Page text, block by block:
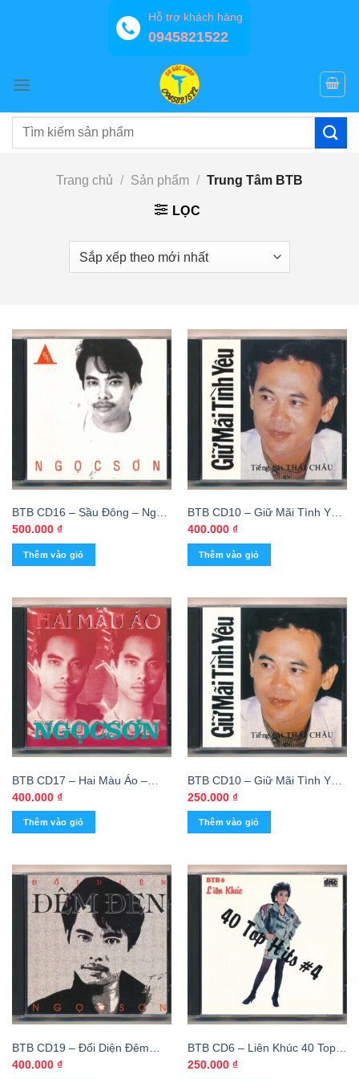
Hỗ trợ khách hàng
0945821522
Tìm
Trang chủ / Sản phẩm / Trung Tâm BTB
LỌC
BTB CD16 – Sầu Đông – Ngọc
Sơn (ADC-CA)
500.000 ₫
Thêm vào giỏ
BTB CD10 – Giữ Mãi Tình Yêu
– Thái Châu (Nimbus) KGTUS
400.000 ₫
Thêm vào giỏ
BTB CD17 – Hai Màu Áo –
Ngọc Sơn (Phôi Số)
400.000 ₫
Thêm vào giỏ
BTB CD10 – Giữ Mãi Tình Yêu
– Thái Châu (ADC/CA)
250.000 ₫
Thêm vào giỏ
BTB CD19 – Đối Diện Đêm
Đen – Ngọc Sơn (Phôi Số)
400.000 ₫
BTB CD6 – Liên Khúc 40 Top
Hits 4 (TBD) KGTH9
250.000 ₫